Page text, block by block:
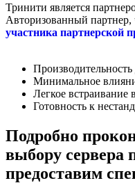
Тринити является
Авторизованный партнер,
участника партнерской
Минимальное
Легкое встраивание
Готовность к
Подробно
выбору сервера
предоставим